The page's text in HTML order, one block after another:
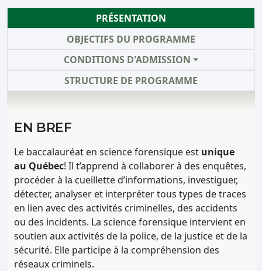
PRÉSENTATION
OBJECTIFS DU PROGRAMME
CONDITIONS D'ADMISSION
STRUCTURE DE PROGRAMME
EN BREF
Le baccalauréat en science forensique est unique
au Québec! Il t’apprend à collaborer à des enquêtes,
procéder à la cueillette d’informations, investiguer,
détecter, analyser et interpréter tous types de traces
en lien avec des activités criminelles, des accidents
ou des incidents. La science forensique intervient en
soutien aux activités de la police, de la justice et de la
sécurité. Elle participe à la compréhension des
réseaux criminels.